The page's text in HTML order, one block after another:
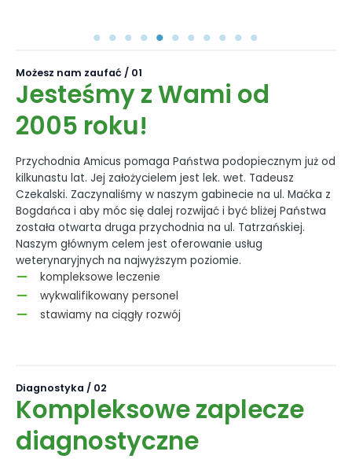
Możesz nam zaufać / 01
Jesteśmy z Wami od
2005 roku!
Przychodnia Amicus pomaga Państwa podopiecznym już od
kilkunastu lat. Jej założycielem jest lek. wet. Tadeusz
Czekalski. Zaczynaliśmy w naszym gabinecie na ul. Maćka z
Bogdańca i aby móc się dalej rozwijać i być bliżej Państwa
została otwarta druga przychodnia na ul. Tatrzańskiej.
Naszym głównym celem jest oferowanie usług
weterynaryjnych na najwyższym poziomie.
kompleksowe leczenie
wykwalifikowany personel
stawiamy na ciągły rozwój
Diagnostyka / 02
Kompleksowe zaplecze
diagnostyczne